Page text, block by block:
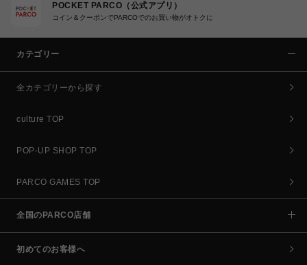
POCKET PARCO（公式アプリ）
コイン＆クーポンでPARCOでのお買い物がオトクに
カテゴリー
全カテゴリーから探す
culture TOP
POP-UP SHOP TOP
PARCO GAMES TOP
全国のPARCO店舗
初めてのお客様へ